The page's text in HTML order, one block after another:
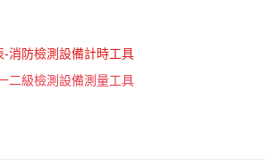
-消防檢測設備計時工具
二級檢測設備測量工具